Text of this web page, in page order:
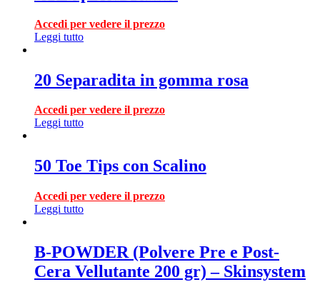
Accedi per vedere il prezzo
Leggi tutto
20 Separadita in gomma rosa
Accedi per vedere il prezzo
Leggi tutto
50 Toe Tips con Scalino
Accedi per vedere il prezzo
Leggi tutto
B-POWDER (Polvere Pre e Post-
Cera Vellutante 200 gr) – Skinsystem